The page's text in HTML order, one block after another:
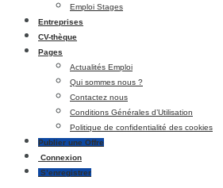
Emploi Stages
Entreprises
CV-thèque
Pages
Actualités Emploi
Qui sommes nous ?
Contactez nous
Conditions Générales d’Utilisation
Politique de confidentialité des cookies
Publier une Offre
Connexion
S’enregistrer